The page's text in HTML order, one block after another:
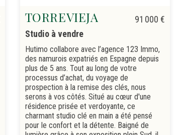
TORREVIEJA
91 000 €
Studio à vendre
Hutimo collabore avec l’agence 123 Immo,
des namurois expatriés en Espagne depuis
plus de 5 ans. Tout au long de votre
processus d’achat, du voyage de
prospection à la remise des clés, nous
serons à vos côtés. Situé au cœur d'une
résidence prisée et verdoyante, ce
charmant studio clé en main a été pensé
pour le confort et la détente. Baigné de